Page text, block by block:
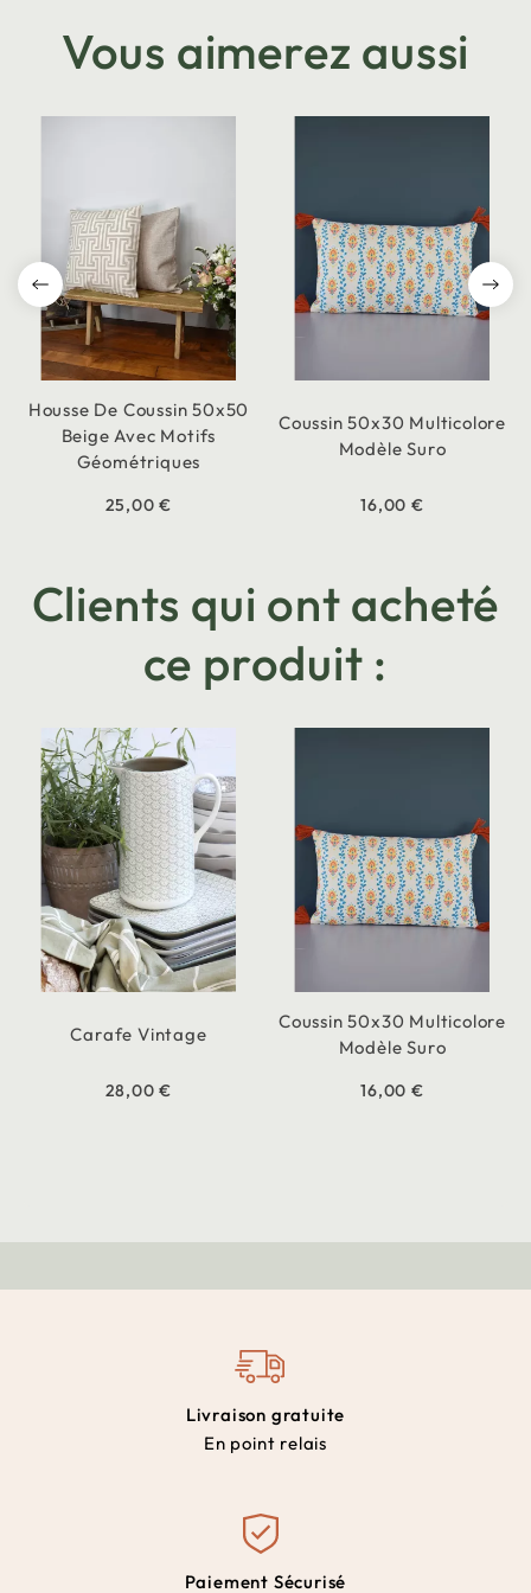
Vous aimerez aussi
Housse De Coussin 50x50
Beige Avec Motifs
Géométriques
25,00 €
Coussin 50x30 Multicolore
Modèle Suro
16,00 €
Clients qui ont acheté
ce produit :
Carafe Vintage
28,00 €
Coussin 50x30 Multicolore
Modèle Suro
16,00 €
Livraison gratuite
En point relais
Paiement Sécurisé